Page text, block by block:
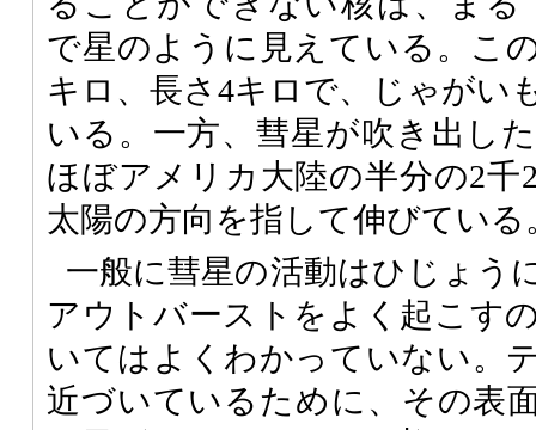
で星のように見えている。こ
キロ、長さ4キロで、じゃがい
いる。一方、彗星が吹き出し
ほぼアメリカ大陸の半分の2
太陽の方向を指して伸びている
一般に彗星の活動はひじょう
アウトバーストをよく起こす
いてはよくわかっていない。
近づいているために、その表